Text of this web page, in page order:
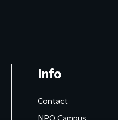
Info
Contact